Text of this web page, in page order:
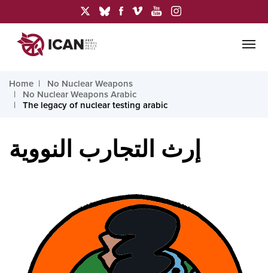
Home
No Nuclear Weapons
No Nuclear Weapons Arabic
The legacy of nuclear testing arabic
إرث التجارب النووية